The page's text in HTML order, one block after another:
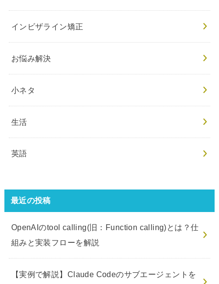
インビザライン矯正
お悩み解決
小ネタ
生活
英語
最近の投稿
OpenAIのtool calling(旧：Function calling)とは？仕
組みと実装フローを解説
【実例で解説】Claude Codeのサブエージェントを